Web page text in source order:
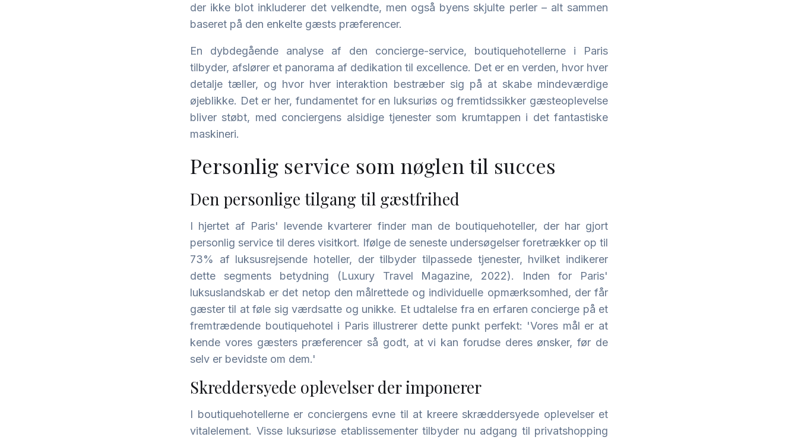
der ikke blot inkluderer det velkendte, men også byens skjulte perler – alt sammen
baseret på den enkelte gæsts præferencer.
En dybdegående analyse af den concierge-service, boutiquehotellerne i Paris
tilbyder, afslører et panorama af dedikation til excellence. Det er en verden, hvor hver
detalje tæller, og hvor hver interaktion bestræber sig på at skabe mindeværdige
øjeblikke. Det er her, fundamentet for en luksuriøs og fremtidssikker gæsteoplevelse
bliver støbt, med conciergens alsidige tjenester som krumtappen i det fantastiske
maskineri.
Personlig service som nøglen til succes
Den personlige tilgang til gæstfrihed
I hjertet af Paris' levende kvarterer finder man de boutiquehoteller, der har gjort
personlig service til deres visitkort. Ifølge de seneste undersøgelser foretrækker op til
73% af luksusrejsende hoteller, der tilbyder tilpassede tjenester, hvilket indikerer
dette segments betydning (Luxury Travel Magazine, 2022). Inden for Paris'
luksuslandskab er det netop den målrettede og individuelle opmærksomhed, der får
gæster til at føle sig værdsatte og unikke. Et udtalelse fra en erfaren concierge på et
fremtrædende boutiquehotel i Paris illustrerer dette punkt perfekt: 'Vores mål er at
kende vores gæsters præferencer så godt, at vi kan forudse deres ønsker, før de
selv er bevidste om dem.'
Skreddersyede oplevelser der imponerer
I boutiquehotellerne er conciergens evne til at kreere skræddersyede oplevelser et
vitalelement. Visse luksuriøse etablissementer tilbyder nu adgang til privatshopping